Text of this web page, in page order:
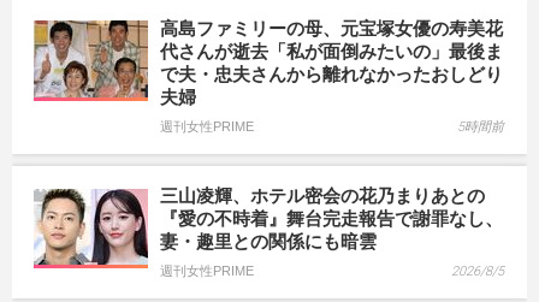
高島ファミリーの母、元宝塚女優の寿美花
代さんが逝去「私が面倒みたいの」最後ま
で夫・忠夫さんから離れなかったおしどり
夫婦
週刊女性PRIME 5時間前
三山凌輝、ホテル密会の花乃まりあとの
『愛の不時着』舞台完走報告で謝罪なし、
妻・趣里との関係にも暗雲
週刊女性PRIME 2026/8/5